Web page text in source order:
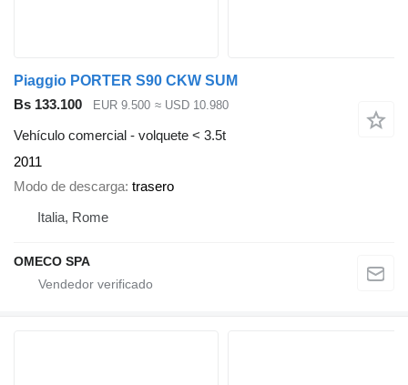
Piaggio PORTER S90 CKW SUM
Bs 133.100
EUR 9.500 ≈ USD 10.980
Vehículo comercial - volquete < 3.5t
2011
Modo de descarga trasero
Italia, Rome
OMECO SPA